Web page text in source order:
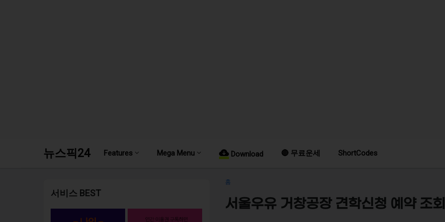
뉴스픽24 Features Mega Menu Download 🔴 무료운세 ShortCodes
홈
서울우유 거창공장 견학신청 예약 조
서비스 BEST